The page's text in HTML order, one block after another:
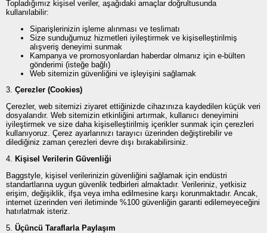
Topladığımız kişisel veriler, aşağıdaki amaçlar doğrultusunda
kullanılabilir:
Siparişlerinizin işleme alınması ve teslimatı
Size sunduğumuz hizmetleri iyileştirmek ve kişiselleştirilmiş
alışveriş deneyimi sunmak
Kampanya ve promosyonlardan haberdar olmanız için e-bülten
gönderimi (isteğe bağlı)
Web sitemizin güvenliğini ve işleyişini sağlamak
3. Çerezler (Cookies)
Çerezler, web sitemizi ziyaret ettiğinizde cihazınıza kaydedilen küçük veri
dosyalarıdır. Web sitemizin etkinliğini artırmak, kullanıcı deneyimini
iyileştirmek ve size daha kişiselleştirilmiş içerikler sunmak için çerezleri
kullanıyoruz. Çerez ayarlarınızı tarayıcı üzerinden değiştirebilir ve
dilediğiniz zaman çerezleri devre dışı bırakabilirsiniz.
4.
Kişisel Verilerin Güvenliği
Baggstyle, kişisel verilerinizin güvenliğini sağlamak için endüstri
standartlarına uygun güvenlik tedbirleri almaktadır. Verileriniz, yetkisiz
erişim, değişiklik, ifşa veya imha edilmesine karşı korunmaktadır. Ancak,
internet üzerinden veri iletiminde %100 güvenliğin garanti edilemeyeceğini
hatırlatmak isteriz.
5. Üçüncü Taraflarla Paylaşım